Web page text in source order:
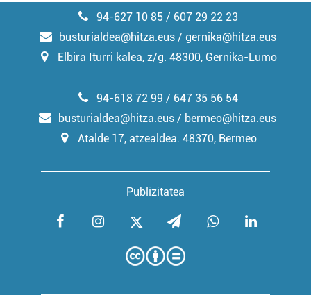
94-627 10 85 / 607 29 22 23
busturialdea@hitza.eus / gernika@hitza.eus
Elbira Iturri kalea, z/g. 48300, Gernika-Lumo
Publizitatea
94-618 72 99 / 647 35 56 54
busturialdea@hitza.eus / bermeo@hitza.eus
Atalde 17, atzealdea. 48370, Bermeo